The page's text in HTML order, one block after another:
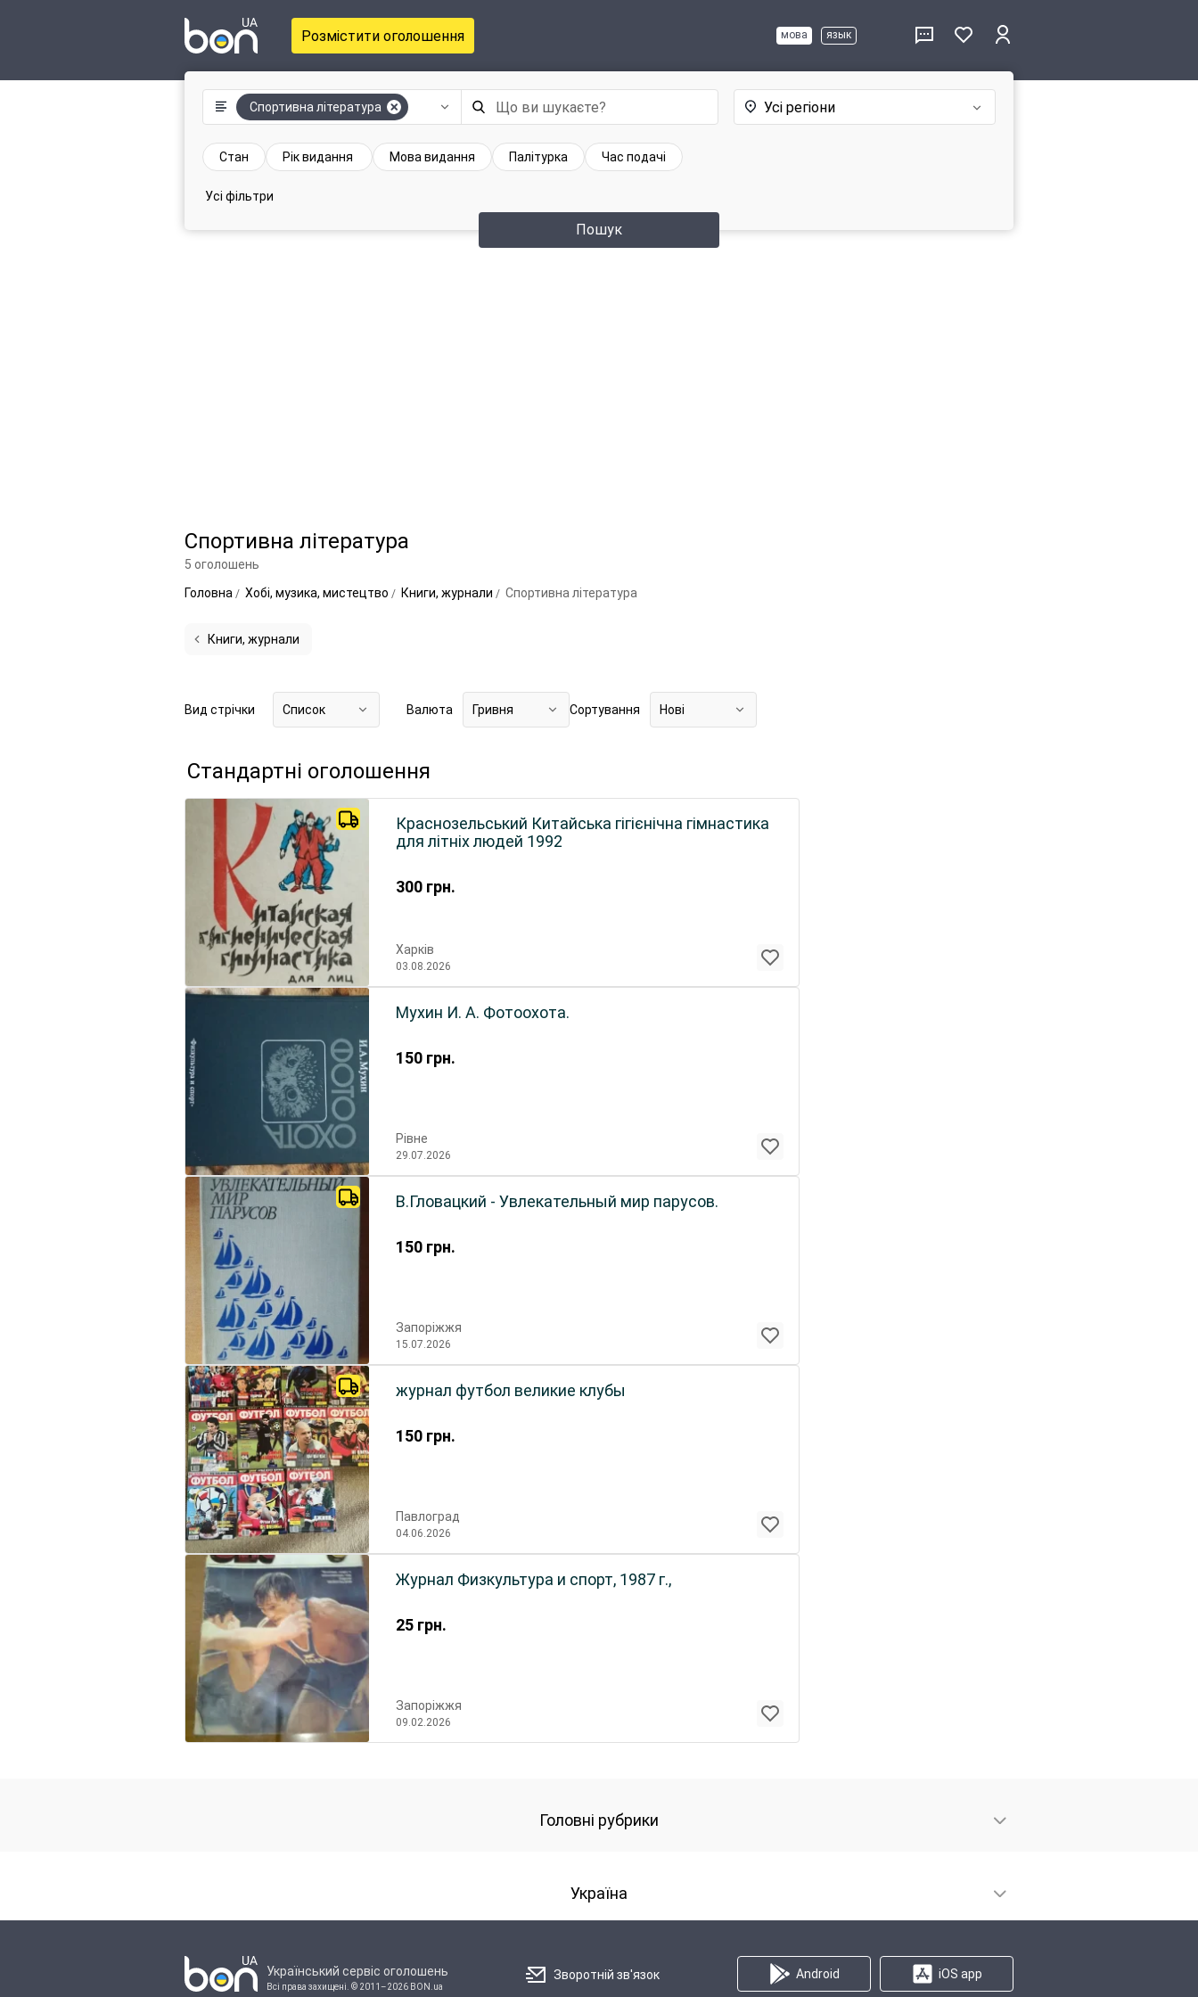
Розмістити оголошення мова язык
Спортивна література Усі регіони
Пошук
Стан Рік видання Мова видання Палітурка Час подачі
Усі фільтри
Спортивна література
5 оголошень
Головна
Хобі, музика, мистецтво Книги, журнали Спортивна література
Книги, журнали
Вид стрічки Список Валюта Гривня Сортування Нові
Стандартні оголошення
300 грн.
Краснозельський Китайська гігієнічна гімнастика
для літніх людей 1992
Харків
03.08.2026
150 грн.
Мухин И. А. Фотоохота.
Рівне
29.07.2026
150 грн.
В.Гловацкий - Увлекательный мир парусов.
Запоріжжя
15.07.2026
150 грн.
журнал футбол великие клубы
Павлоград
04.06.2026
25 грн.
Журнал Физкультура и спорт, 1987 г.,
Запоріжжя
09.02.2026
Головні рубрики
Україна
Український сервіс оголошень
Всі права захищені. © 2011–2026 BON.ua
Зворотній зв'язок Android iOS app